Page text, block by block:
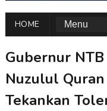
HOME
Gubernur
Nuzulul Quran
Tekankan